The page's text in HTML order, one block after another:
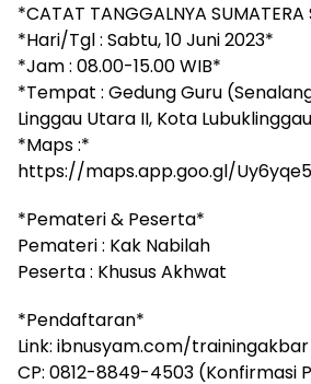
*CATAT TANGGALNYA SUMATERA
*Hari/Tgl : Sabtu, 10 Juni 2023*
*Jam : 08.00-15.00 WIB*
*Tempat : Gedung Guru
Linggau Utara II, Kota
*Maps :*
https://maps.app.goo.gl/
*Pemateri & Peserta*
Pemateri : Kak Nabilah
Peserta : Khusus Akhwat
*Pendaftaran*
Link: ibnusyam.com/trainingakbar
CP: 0812-8849-4503 (Konfirmasi